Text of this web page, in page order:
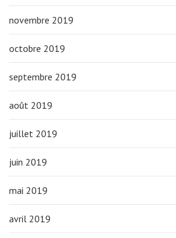
novembre 2019
octobre 2019
septembre 2019
août 2019
juillet 2019
juin 2019
mai 2019
avril 2019